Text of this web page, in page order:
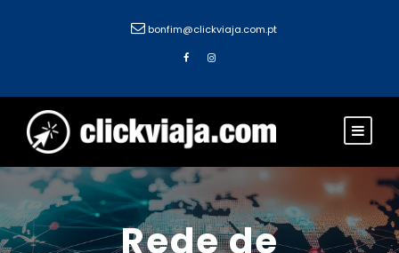
bonfim@clickviaja.com.pt
Rede de